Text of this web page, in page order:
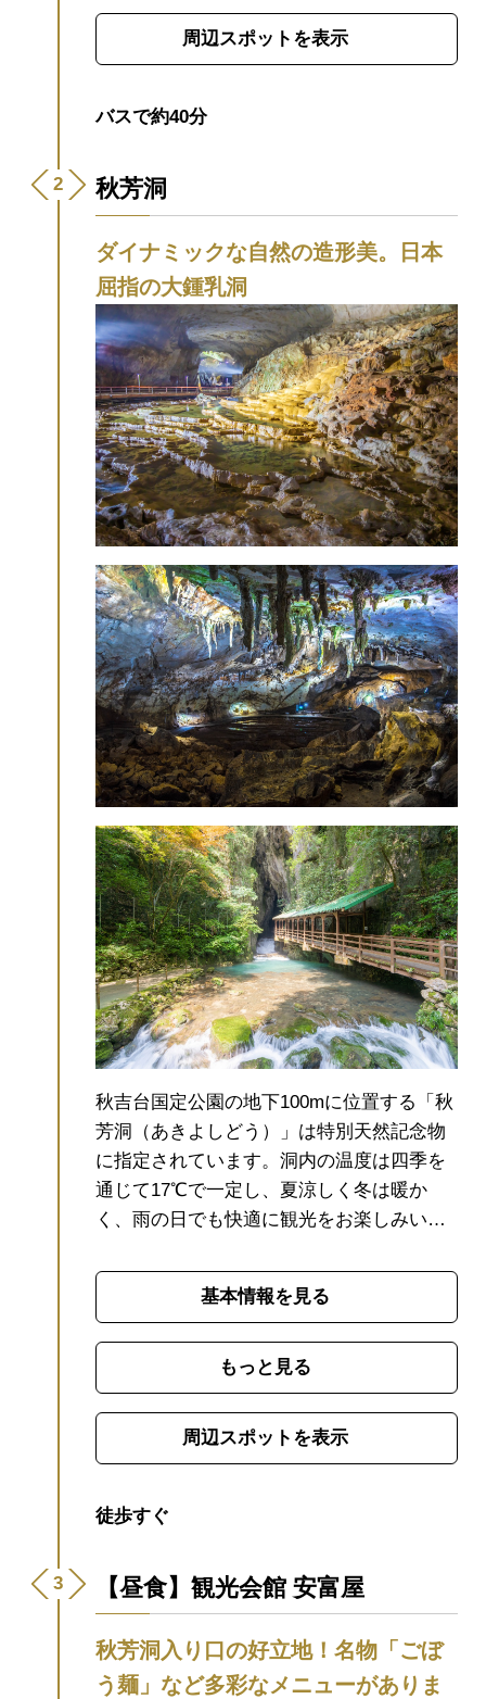
の山口県）の守護であった24代大内弘世
が、京の都を模した街づくりを進めた山口
れています。1時間半ほどで散策できる香山
れ、園内には五重塔をはじめとしたさまざ
まな史跡も点在しています。歴史の流れを
る公園です。 【テレビで紹介されまし
た】・2025年12月31日(水)放映：NHK「ゆ
く年くる年」・2025年11月27日(木)放映：
日本テレビ「ヒルナンデス！」「ナンチ
ャンと行く！今が旬の山口でテンション爆
上げツアー」・2024年6月27日(木)放映：あ
さイチ「愛(め)でたいnippon いま行ってお
きたい！山口」・2024年2月7日(水)放映：
解体キングダム「国宝・瑠璃光寺五重塔を
解体修復せよ!」
周辺スポットを表示
バスで約40分
秋芳洞
ダイナミックな自然の造形美。日本
屈指の大鍾乳洞
秋吉台国定公園の地下100mに位置する「秋
芳洞（あきよしどう）」は特別天然記念物
に指定されています。 洞内の温度は四季を
通じて17℃で一定し、夏涼しく冬は暖か
く、雨の日でも快適に観光をお楽しみいた
内最大級で、約1kmに及ぶ一般観光コース
では、長い年月をかけて生み出された自然
まるで棚田を思わせるような「百枚
皿」は写真映え間違いなしの圧巻の見ごた
えです。
また、探検コースでは、懐中電灯
を片手にはしごを登ったり、鍾乳石の間を
めます。（別途料金）
2023年10月21日(土)放映のブラタモリ「白
の奇跡・秋吉台〜秋吉台のヒミツは“穴”に
【3Dカメラでリアルな没入感を体験！】
基本情報を見る
もっと見る
周辺スポットを表示
徒歩すぐ
【昼食】観光会館 安富屋
秋芳洞入り口の好立地！名物「ごぼ
う麺」など多彩なメニューがありま